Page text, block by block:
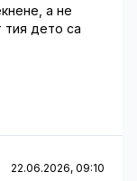
а не
тия дето са
22.06.2026, 09:10